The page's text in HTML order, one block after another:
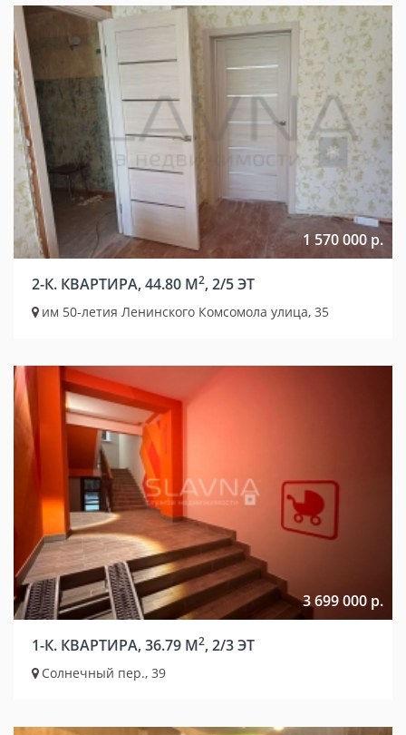
1 570 000 р.
2-К. КВАРТИРА, 44.80 М2, 2/5 ЭТ
им 50-летия Ленинского Комсомола улица, 35
3 699 000 р.
1-К. КВАРТИРА, 36.79 М2, 2/3 ЭТ
Солнечный пер., 39